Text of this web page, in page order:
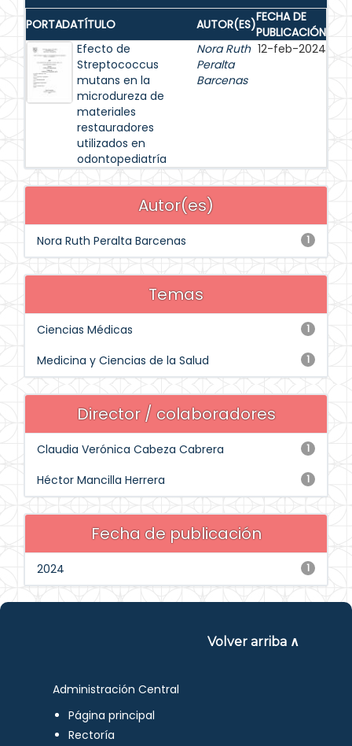
PORTADATÍTULO AUTOR(ES)FECHA DE
PUBLICACIÓN
Efecto de
Streptococcus
mutans en la
microdureza de
materiales
restauradores
utilizados en
odontopediatría
Nora Ruth
Peralta
Barcenas
12-feb-2024
Autor(es)
1
Nora Ruth Peralta Barcenas
Temas
1
Ciencias Médicas
1
Medicina y Ciencias de la Salud
Director / colaboradores
1
Claudia Verónica Cabeza Cabrera
1
Héctor Mancilla Herrera
Fecha de publicación
1
2024
Volver arriba ∧
Administración Central
Página principal
Rectoría